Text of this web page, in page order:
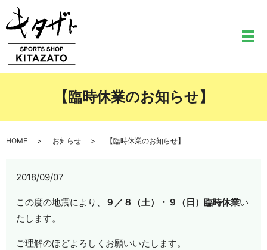
メ
【臨時休業のお知らせ】
HOME お知らせ 【臨時休業のお知らせ】
2018/09/07
この度の地震により、 ９／８（土）・９（日）臨時休業い
たします。
ご理解のほどよろしくお願いいたします。